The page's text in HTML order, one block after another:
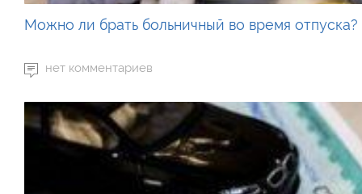
Можно ли брать больничный во время отпуска?
нет комментариев